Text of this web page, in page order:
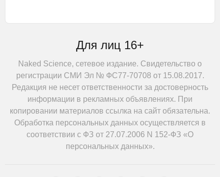
Для лиц 16+
Naked Science, сетевое издание. Свидетельство о
регистрации СМИ Эл № ФС77-70708 от 15.08.2017.
Редакция не несет ответственности за достоверность
информации в рекламных объявлениях. При
копировании материалов ссылка на сайт обязательна.
Обработка персональных данных осуществляется в
соответствии с ФЗ от 27.07.2006 N 152-ФЗ «О
персональных данных».